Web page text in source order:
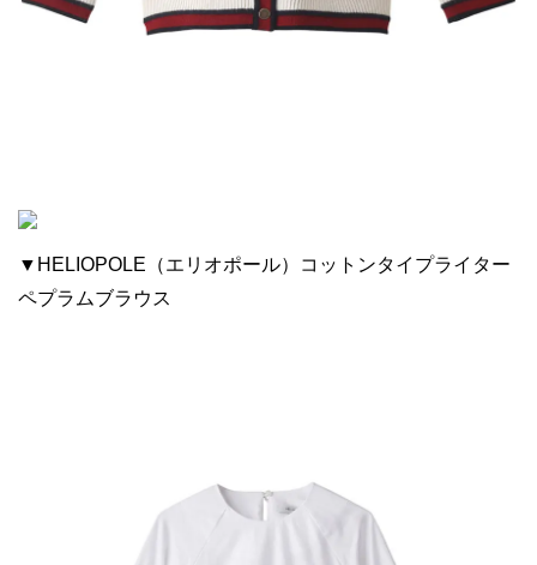
▼HELIOPOLE（エリオポール）コットンタイプライター
ペプラムブラウス